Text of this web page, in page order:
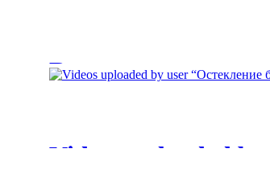
Вред натяжных
Videos uploaded by